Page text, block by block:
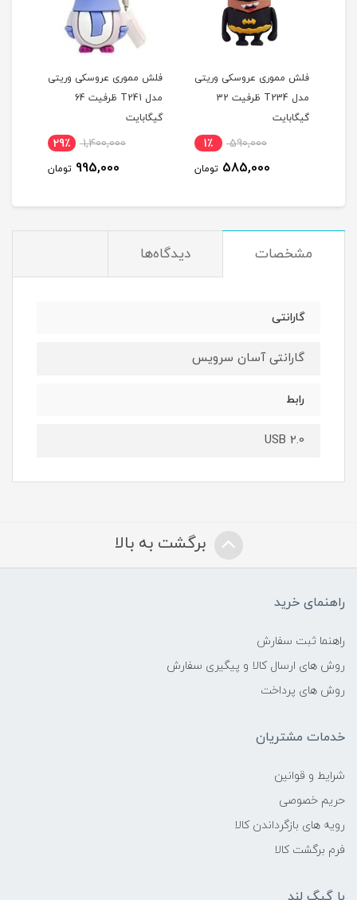
فلش مموری عروسکی وریتی
مدل T234 ظرفیت 32
گیگابایت
590,000 1٪
585,000 تومان
فلش مموری عروسکی وریتی
مدل T241 ظرفیت 64
گیگابایت
1,400,000 29٪
995,000 تومان
مشخصات دیدگاه‌ها
گارانتی
گارانتی آسان سرویس
رابط
USB 2.0
برگشت به بالا
راهنمای خرید
راهنما ثبت سفارش
روش های ارسال کالا و پیگیری سفارش
روش های پرداخت
خدمات مشتریان
شرایط و قوانین
حریم خصوصی
رویه های بازگرداندن کالا
فرم برگشت کالا